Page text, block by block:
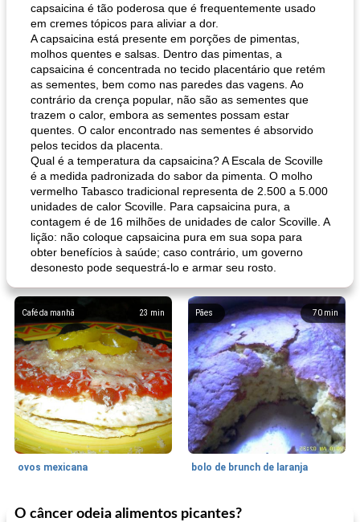
capsaicina é tão poderosa que é frequentemente usado
em cremes tópicos para aliviar a dor.
A capsaicina está presente em porções de pimentas,
molhos quentes e salsas. Dentro das pimentas, a
capsaicina é concentrada no tecido placentário que retém
as sementes, bem como nas paredes das vagens. Ao
contrário da crença popular, não são as sementes que
trazem o calor, embora as sementes possam estar
quentes. O calor encontrado nas sementes é absorvido
pelos tecidos da placenta.
Qual é a temperatura da capsaicina? A Escala de Scoville
é a medida padronizada do sabor da pimenta. O molho
vermelho Tabasco tradicional representa de 2.500 a 5.000
unidades de calor Scoville. Para capsaicina pura, a
contagem é de 16 milhões de unidades de calor Scoville. A
lição: não coloque capsaicina pura em sua sopa para
obter benefícios à saúde; caso contrário, um governo
desonesto pode sequestrá-lo e armar seu rosto.
23 min
Café da manhã
ovos mexicana
70 min
Pães
bolo de brunch de laranja
130min
Pães De Fermento Vegetal
O câncer odeia alimentos picantes?